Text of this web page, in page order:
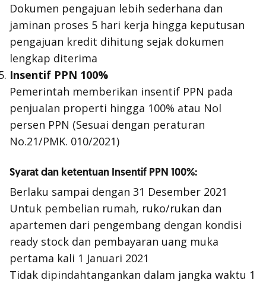
Dokumen pengajuan lebih sederhana dan
jaminan proses 5 hari kerja hingga keputusan
pengajuan kredit dihitung sejak dokumen
lengkap diterima
Insentif PPN 100%
Pemerintah memberikan insentif PPN pada
penjualan properti hingga 100% atau Nol
persen PPN (Sesuai dengan peraturan
No.21/PMK. 010/2021)
Syarat dan ketentuan Insentif PPN 100%:
Berlaku sampai dengan 31 Desember 2021
Untuk pembelian rumah, ruko/rukan dan
apartemen dari pengembang dengan kondisi
ready stock dan pembayaran uang muka
pertama kali 1 Januari 2021
Tidak dipindahtangankan dalam jangka waktu 1